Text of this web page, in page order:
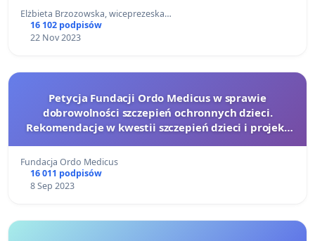
w szpitalu
Elżbieta Brzozowska, wiceprezeska…
16 102 podpisów
22 Nov 2023
Petycja Fundacji Ordo Medicus w sprawie
dobrowolności szczepień ochronnych dzieci.
Rekomendacje w kwestii szczepień dzieci i projekt
Fundacja Ordo Medicus
16 011 podpisów
8 Sep 2023